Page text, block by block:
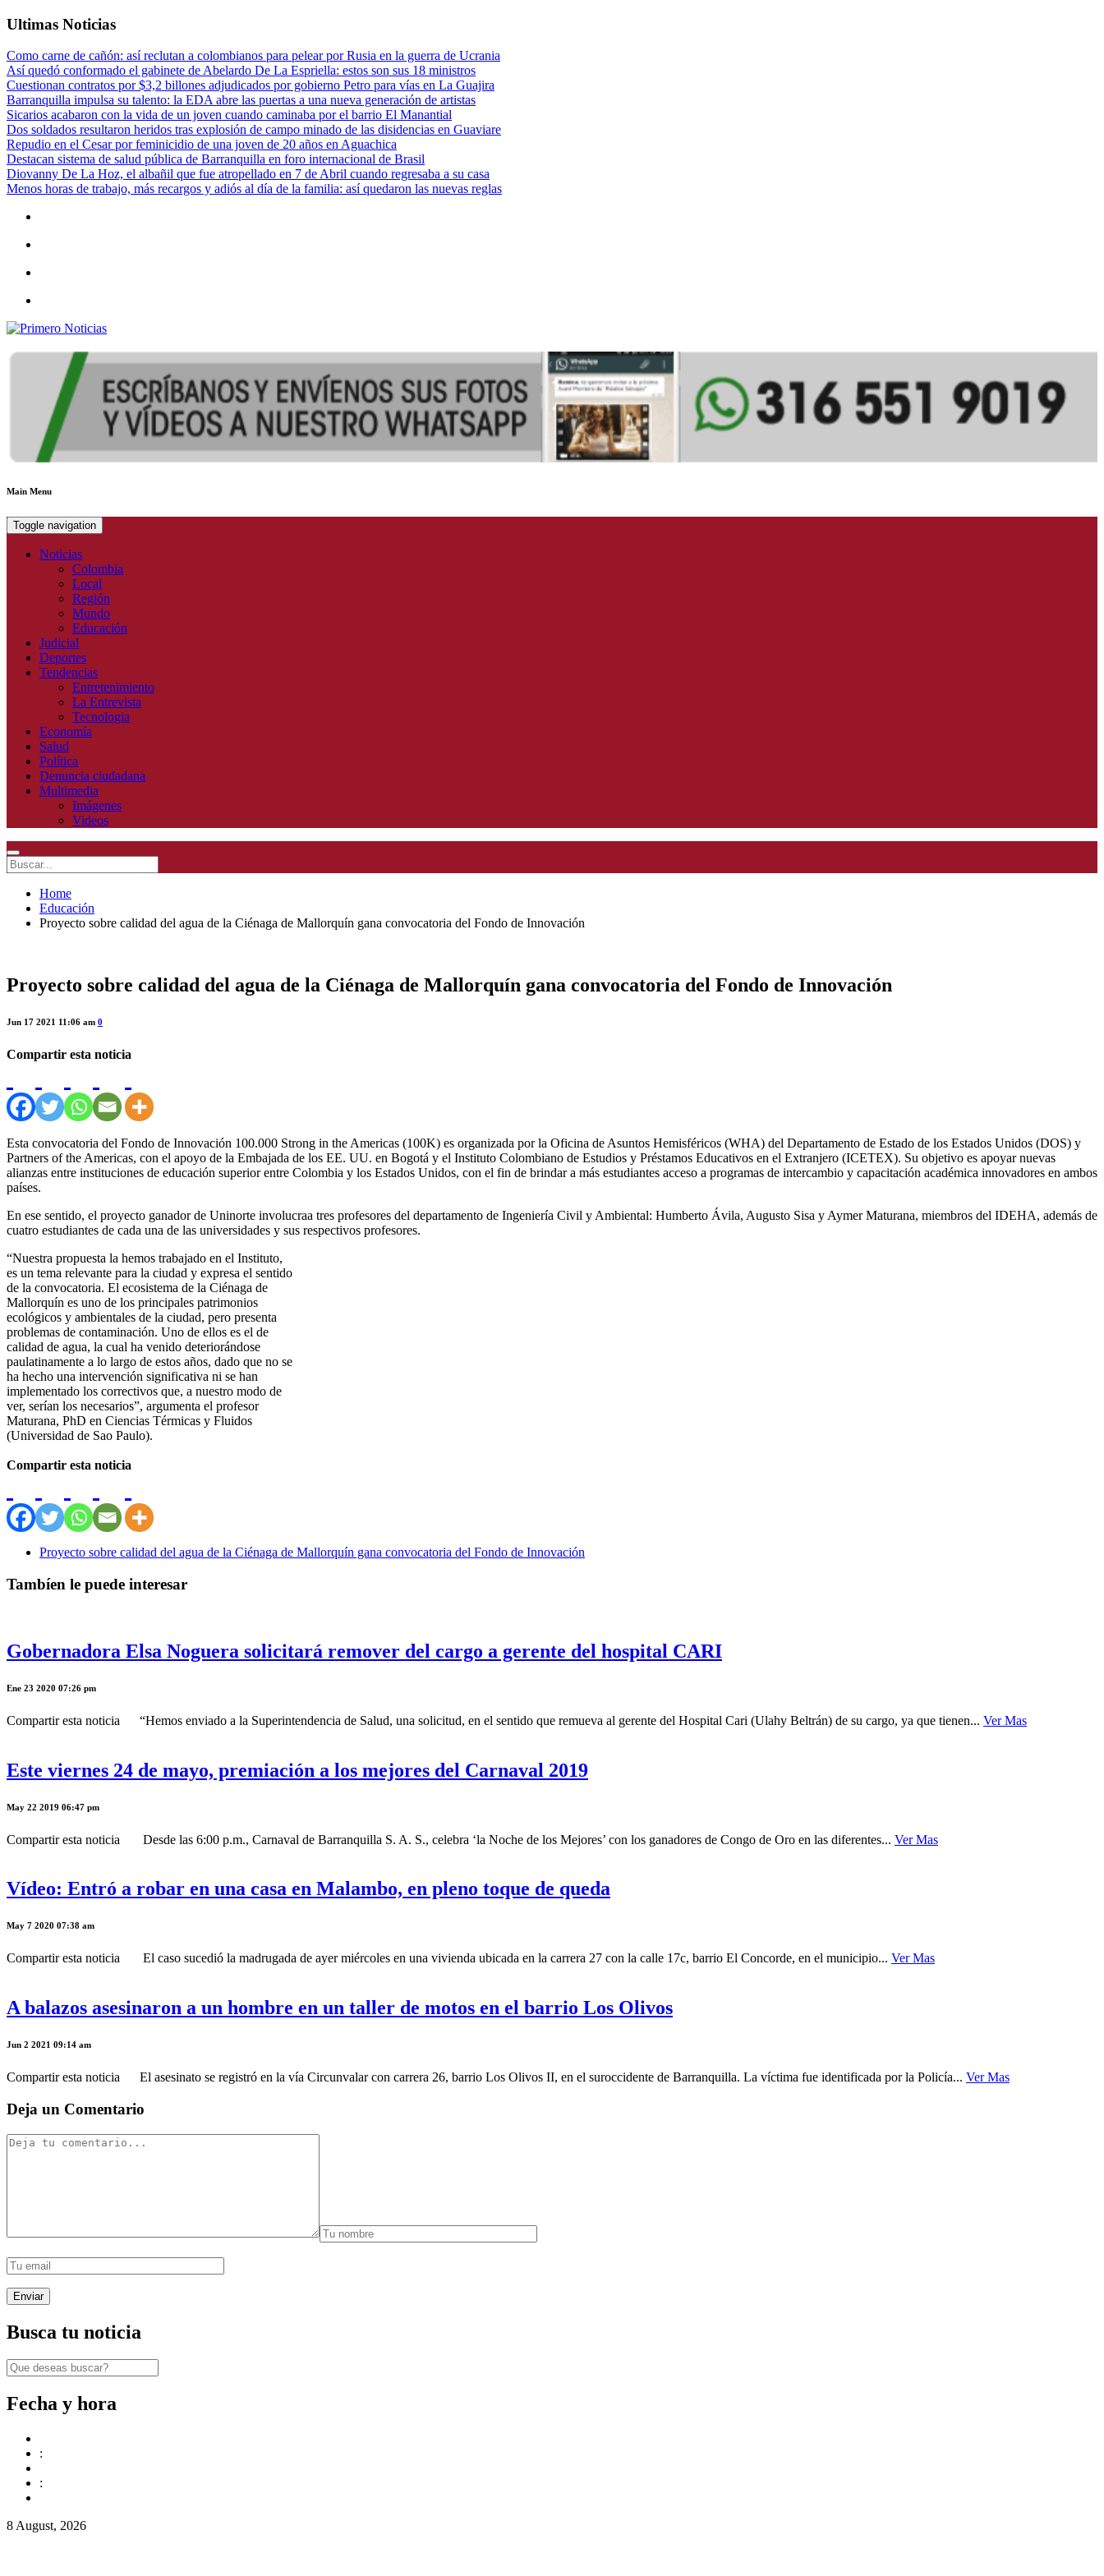
Ultimas Noticias
Como carne de cañón: así reclutan a colombianos para pelear por Rusia en la guerra de Ucrania
Así quedó conformado el gabinete de Abelardo De La Espriella: estos son sus 18 ministros
Cuestionan contratos por $3,2 billones adjudicados por gobierno Petro para vías en La Guajira
Barranquilla impulsa su talento: la EDA abre las puertas a una nueva generación de artistas
Sicarios acabaron con la vida de un joven cuando caminaba por el barrio El Manantial
Dos soldados resultaron heridos tras explosión de campo minado de las disidencias en Guaviare
Repudio en el Cesar por feminicidio de una joven de 20 años en Aguachica
Destacan sistema de salud pública de Barranquilla en foro internacional de Brasil
Diovanny De La Hoz, el albañil que fue atropellado en 7 de Abril cuando regresaba a su casa
Menos horas de trabajo, más recargos y adiós al día de la familia: así quedaron las nuevas reglas
Primero Noticias
El mejor portal web de noticias de Barranquilla
Main Menu
Toggle navigation
Noticias
Colombia
Local
Región
Mundo
Educación
Judicial
Deportes
Tendencias
Entretenimiento
La Entrevista
Tecnologia
Economía
Salud
Política
Denuncia ciudadana
Multimedia
Imágenes
Videos
Home
Educación
Proyecto sobre calidad del agua de la Ciénaga de Mallorquín gana convocatoria del Fondo de Innovación
Proyecto sobre calidad del agua de la Ciénaga de Mallorquín gana convocatoria del Fondo de Innovación
Jun 17 2021 11:06 am 0
Compartir esta noticia
Esta convocatoria del Fondo de Innovación 100.000 Strong in the Americas (100K) es organizada por la Oficina de Asuntos Hemisféricos (WHA) del Departamento de Estado de los Estados Unidos (DOS) y
Partners of the Americas, con el apoyo de la Embajada de los EE. UU. en Bogotá y el Instituto Colombiano de Estudios y Préstamos Educativos en el Extranjero (ICETEX). Su objetivo es apoyar nuevas
alianzas entre instituciones de educación superior entre Colombia y los Estados Unidos, con el fin de brindar a más estudiantes acceso a programas de intercambio y capacitación académica innovadores en ambos
países.
En ese sentido, el proyecto ganador de Uninorte involucraa tres profesores del departamento de Ingeniería Civil y Ambiental: Humberto Ávila, Augusto Sisa y Aymer Maturana, miembros del IDEHA, además de
cuatro estudiantes de cada una de las universidades y sus respectivos profesores.
“Nuestra propuesta la hemos trabajado en el Instituto,
es un tema relevante para la ciudad y expresa el sentido
de la convocatoria. El ecosistema de la Ciénaga de
Mallorquín es uno de los principales patrimonios
ecológicos y ambientales de la ciudad, pero presenta
problemas de contaminación. Uno de ellos es el de
calidad de agua, la cual ha venido deteriorándose
paulatinamente a lo largo de estos años, dado que no se
ha hecho una intervención significativa ni se han
implementado los correctivos que, a nuestro modo de
ver, serían los necesarios”, argumenta el profesor
Maturana, PhD en Ciencias Térmicas y Fluidos
(Universidad de Sao Paulo).
Compartir esta noticia
Proyecto sobre calidad del agua de la Ciénaga de Mallorquín gana convocatoria del Fondo de Innovación
Tambíen le puede interesar
Gobernadora Elsa Noguera solicitará remover del cargo a gerente del hospital CARI
Ene 23 2020 07:26 pm
Compartir esta noticia “Hemos enviado a la Superintendencia de Salud, una solicitud, en el sentido que remueva al gerente del Hospital Cari (Ulahy Beltrán) de su cargo, ya que tienen... Ver Mas
Este viernes 24 de mayo, premiación a los mejores del Carnaval 2019
May 22 2019 06:47 pm
Compartir esta noticia Desde las 6:00 p.m., Carnaval de Barranquilla S. A. S., celebra ‘la Noche de los Mejores’ con los ganadores de Congo de Oro en las diferentes... Ver Mas
Vídeo: Entró a robar en una casa en Malambo, en pleno toque de queda
May 7 2020 07:38 am
Compartir esta noticia El caso sucedió la madrugada de ayer miércoles en una vivienda ubicada en la carrera 27 con la calle 17c, barrio El Concorde, en el municipio... Ver Mas
A balazos asesinaron a un hombre en un taller de motos en el barrio Los Olivos
Jun 2 2021 09:14 am
Compartir esta noticia El asesinato se registró en la vía Circunvalar con carrera 26, barrio Los Olivos II, en el suroccidente de Barranquilla. La víctima fue identificada por la Policía... Ver Mas
Deja un Comentario
Busca tu noticia
Fecha y hora
:
:
8 August, 2026